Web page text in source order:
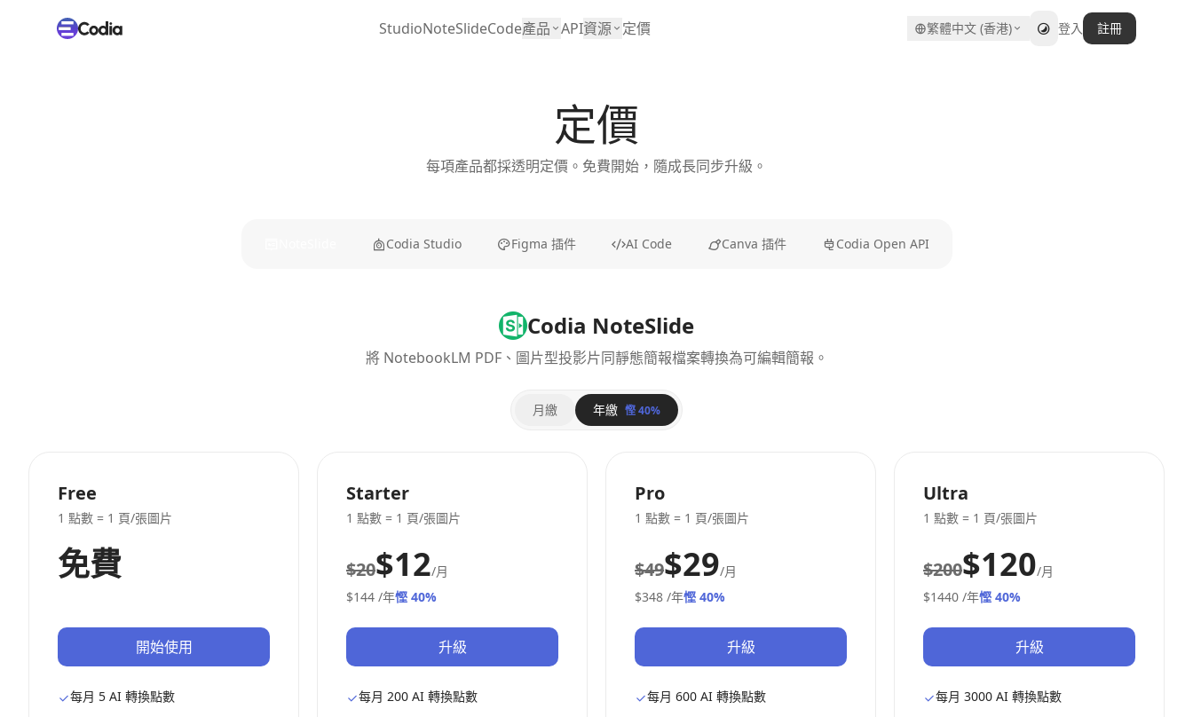
StudioNoteSlideCode產品 API資源 定價 繁體中文 (香港) 登入 註冊
定價
每項產品都採透明定價。免費開始，隨成長同步升級。
Codia Studio Figma 插件 AI Code Canva 插件 Codia Open API
Codia NoteSlide
將 NotebookLM PDF、圖片型投影片同靜態簡報檔案轉換為可編輯簡報。
月繳 年繳 慳 40%
Free
1 點數 = 1 頁/張圖片
免費
開始使用
每月 5 AI 轉換點數
Starter
1 點數 = 1 頁/張圖片
$20$12/月
$144 /年慳 40%
升級
每月 200 AI 轉換點數
Pro
1 點數 = 1 頁/張圖片
$49$29/月
$348 /年慳 40%
升級
每月 600 AI 轉換點數
Ultra
1 點數 = 1 頁/張圖片
$200$120/月
$1440 /年慳 40%
升級
每月 3000 AI 轉換點數